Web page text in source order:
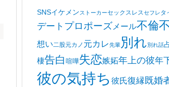
SNSイケメンストーカーセックスレスセフレタ
デート プロポーズ メール不倫
想い二股元カノ 元カレ先輩 別れ別れ話
棲告白 喧嘩失恋嫉妬年上の彼年
彼の気持ち 彼氏復縁既婚